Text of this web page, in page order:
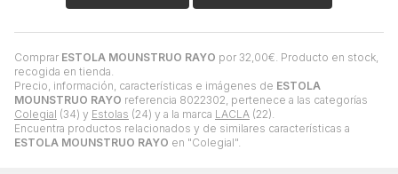
Comprar ESTOLA MOUNSTRUO RAYO por 32,00€ . Producto en stock,
recogida en tienda.
Precio, información, características e imágenes de ESTOLA
MOUNSTRUO RAYO referencia 8022302, pertenece a las categorías
Colegial (34) y Estolas (24) y a la marca LACLA (22).
Encuentra productos relacionados y de similares características a
ESTOLA MOUNSTRUO RAYO en "Colegial".